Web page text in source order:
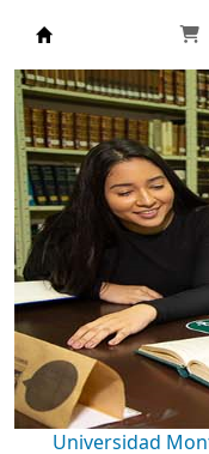
Biblioteca
Universidad